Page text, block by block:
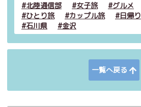
北陸通信部 女子旅 グルメ
ひとり旅
カップル旅 日帰り
石川県
金沢
一覧へ戻る